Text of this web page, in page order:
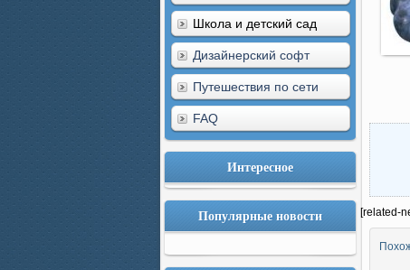
Школа и детский сад
Дизайнерский софт
Путешествия по сети
FAQ
Интересное
Популярные новости [related-